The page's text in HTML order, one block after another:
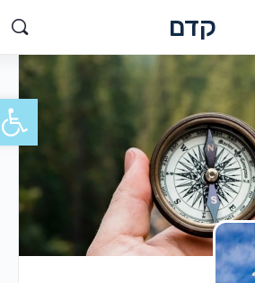
קדם
פתח